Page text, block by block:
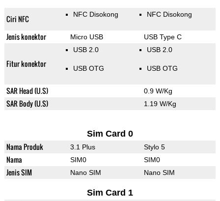
Ciri NFC NFC Disokong NFC Disokong
Jenis konektor Micro USB USB Type C
Fitur konektor
USB 2.0
USB OTG
USB 2.0
USB OTG
SAR Head (U.S) 0.9 W/Kg
SAR Body (U.S) 1.19 W/Kg
Sim Card 0
Nama Produk 3.1 Plus Stylo 5
Nama SIM0 SIM0
Jenis SIM Nano SIM Nano SIM
Sim Card 1